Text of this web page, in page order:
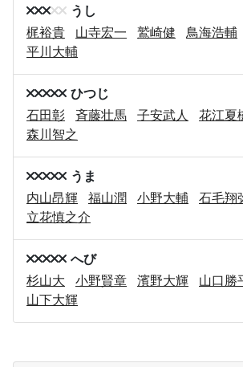
うし
梶裕貴
山寺宏一 鷲崎健 鳥海浩輔
平川大輔
ひつじ
石田彰
斉藤壮馬 子安武人 花江夏
森川智之
うま
内山昂輝
福山潤 小野大輔 石毛翔
立花慎之介
へび
杉山大
小野賢章 濱野大輝 山口勝
山下大輝